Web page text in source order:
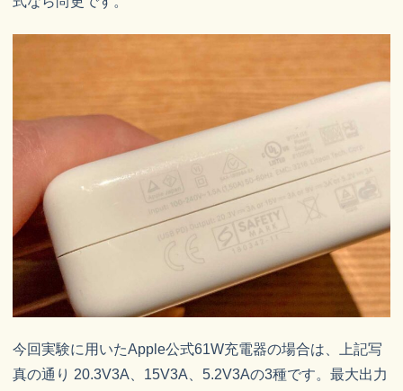
今回実験に用いたApple公式61W充電器の場合は、上記写
真の通り 20.3V3A、15V3A、5.2V3Aの3種です。最大出力